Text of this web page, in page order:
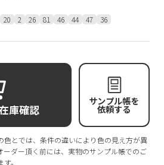
20 2 26 81 46 44 47 36
庫確認
サンプル帳を
依頼する
とでは、条件の違いにより色の見え方が異
ーダー頂く前には、実物のサンプル帳でのご
。